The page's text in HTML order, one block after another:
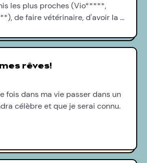
les plus proches (Vio*****,
de faire vétérinaire, d'avoir la …
rêves!
fois dans ma vie passer dans un
célèbre et que je serai connu.